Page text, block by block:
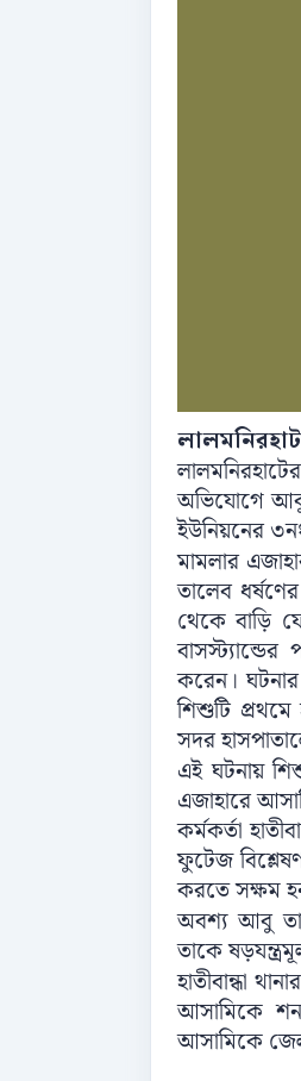
লালমনিরহাট
অভিযোগে আবু
ইউনিয়নের
মামলার
তালেব
থেকে বাড়ি
করেন।
শিশুটি প্রথমে
সদর
এই ঘটনায়
এজাহারে
কর্মকর্তা
ফুটেজ
করতে সক্ষম
অবশ্য আবু
তাকে
হাতীবান্ধা
আসামিকে
আসামিকে